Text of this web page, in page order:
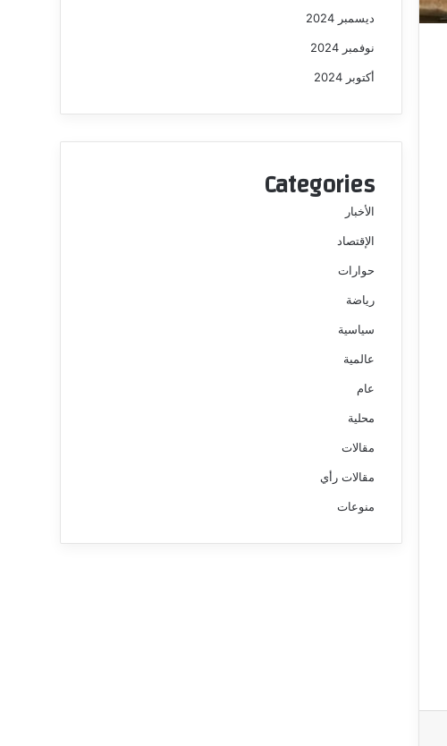
ديسمبر 2024
نوفمبر 2024
أكتوبر 2024
Categories
الأخبار
الإقتصاد
حوارات
رياضة
سياسية
عالمية
عام
محلية
مقالات
مقالات رأي
منوعات